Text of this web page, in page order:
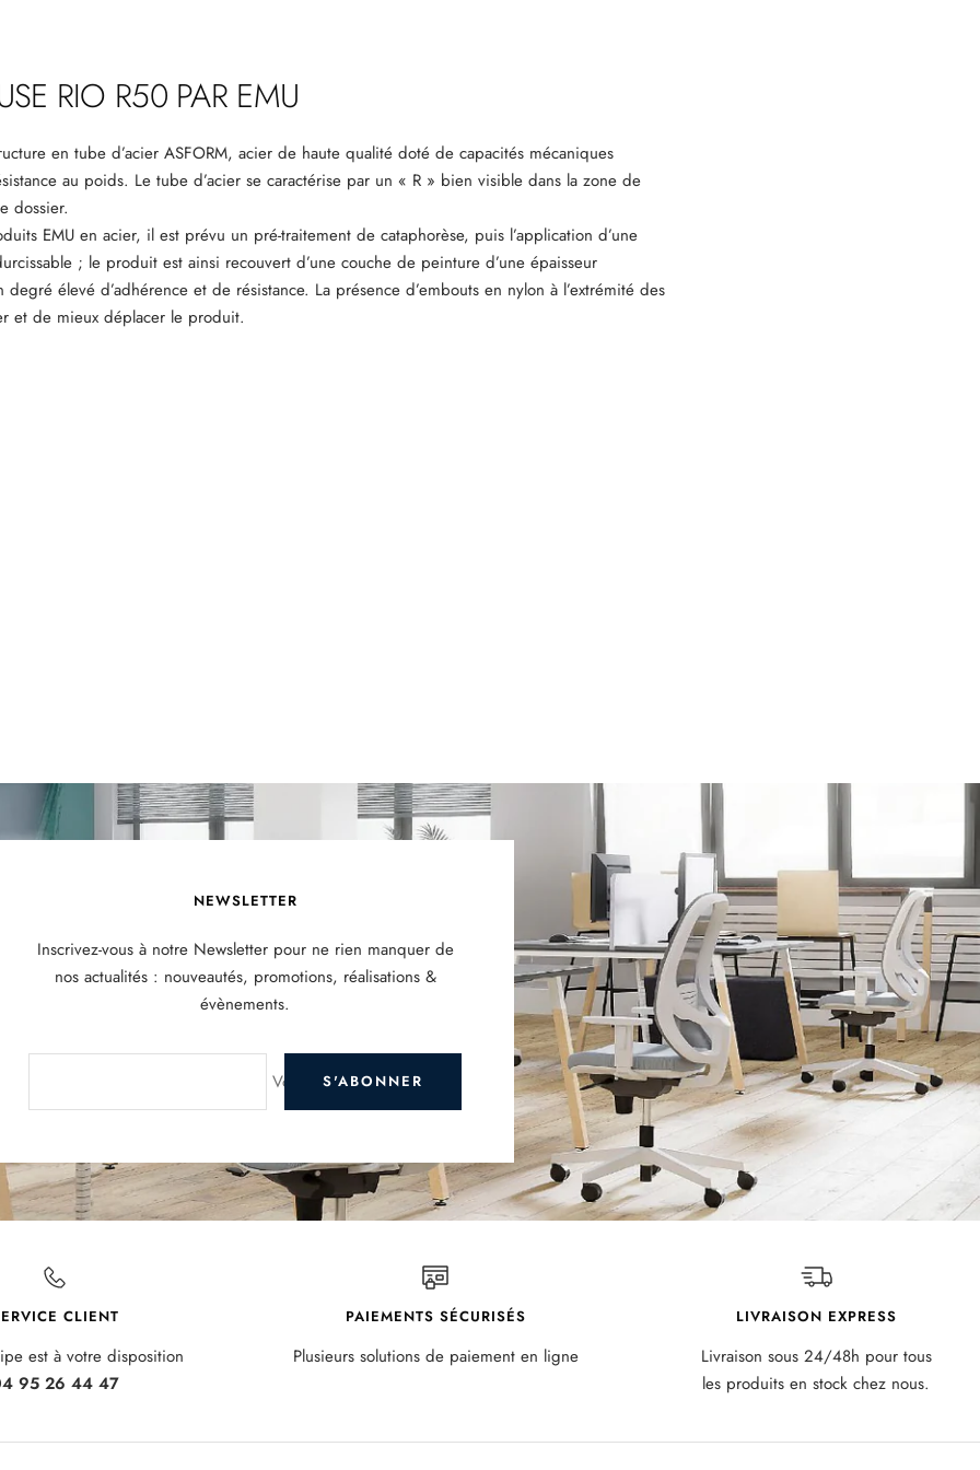
RIO R50 PAR EMU
en tube d’acier ASFORM, acier de haute qualité doté de capacités mécaniques
au poids. Le tube d’acier se caractérise par un « R » bien visible dans la zone de
dossier.
EMU en acier, il est prévu un pré-traitement de cataphorèse, puis l’application d’une
; le produit est ainsi recouvert d’une couche de peinture d’une épaisseur
élevé d’adhérence et de résistance. La présence d’embouts en nylon à l’extrémité des
et de mieux déplacer le produit.
NEWSLETTER
Inscrivez-vous à notre Newsletter pour ne rien manquer de
nos actualités : nouveautés, promotions, réalisations &
évènements.
Votre e-mailS'ABONNER
CLIENT
est à votre disposition
95 26 44 47
PAIEMENTS SÉCURISÉS
Plusieurs solutions de paiement en ligne
LIVRAISON EXPRESS
Livraison sous 24/48h pour tous
les produits en stock chez nous.